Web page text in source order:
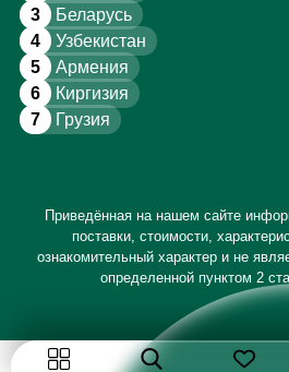
3 Беларусь
4 Узбекистан
5 Армения
6 Киргизия
7 Грузия
Приведённая на нашем сайте
поставки, стоимости,
ознакомительный характер и не
определенной пунктом 2